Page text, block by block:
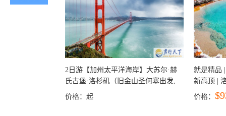
2日游【加州太平洋海岸】大苏尔·赫
氏古堡·洛杉矶（旧金山圣何塞出发,
洛杉矶结束）
价格： 起
就是精品
新高顶 |
彩穴+马
价格：